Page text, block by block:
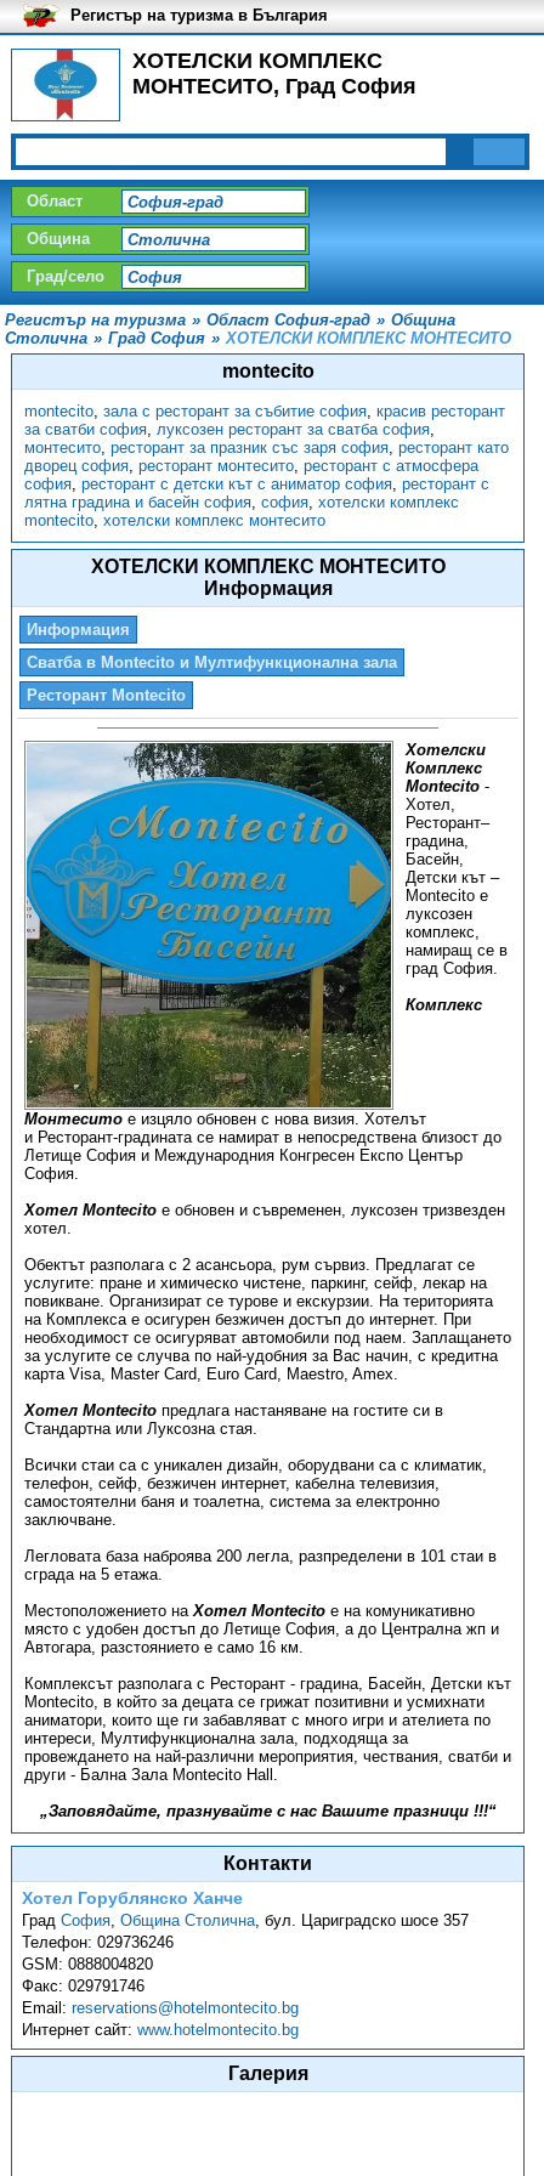
ХОТЕЛСКИ КОМПЛЕКС
МОНТЕСИТО, Град София
Регистър на туризма в България
Област
Община
Град/село
Регистър на туризма » Област София-град » Община
Столична » Град София » ХОТЕЛСКИ КОМПЛЕКС МОНТЕСИТО
montecito
montecito, зала с ресторант за събитие софия, красив ресторант
за сватби софия, луксозен ресторант за сватба софия,
монтесито, ресторант за празник със заря софия, ресторант като
дворец софия, ресторант монтесито, ресторант с атмосфера
софия, ресторант с детски кът с аниматор софия, ресторант с
лятна градина и басейн софия, софия, хотелски комплекс
montecito, хотелски комплекс монтесито
ХОТЕЛСКИ КОМПЛЕКС МОНТЕСИТО
Информация
Информация
Сватба в Montecito и Мултифункционална зала
Ресторант Montecito
Хотелски
Комплекс
Montecito-
Хотел,
Ресторант–
градина,
Басейн,
Детски кът –
Montecito е
луксозен
комплекс,
намиращ се в
град София.
Комплекс
Монтеситое изцяло обновен с нова визия. Хотелът
и Ресторант-градината се намират в непосредствена близост до
Летище София и Международния Конгресен Експо Център
София.
Хотел Montecitoе обновен и съвременен, луксозен тризвезден
хотел.
Обектът разполага с 2 асансьора, рум сървиз. Предлагат се
услугите: пране и химическо чистене, паркинг, сейф, лекар на
повикване. Организират се турове и екскурзии. На територията
на Комплекса е осигурен безжичен достъп до интернет. При
необходимост се осигуряват автомобили под наем. Заплащането
за услугите се случва по най-удобния за Вас начин, с кредитна
карта Visa, Master Card, Euro Card, Maestro, Amex.
Хотел Montecitoпредлага настаняване на гостите си в
Стандартна или Луксозна стая.
Всички стаи са с уникален дизайн, оборудвани са с климатик,
телефон, сейф, безжичен интернет, кабелна телевизия,
самостоятелни баня и тоалетна, система за електронно
заключване.
Легловата база наброява 200 легла, разпределени в 101 стаи в
сграда на 5 етажа.
Местоположението наХотел Montecitoе на комуникативно
място с удобен достъп до Летище София, а до Централна жп и
Автогара, разстоянието е само 16 км.
Комплексът разполага с Ресторант - градина, Басейн, Детски кът
Montecito, в който за децата се грижат позитивни и усмихнати
аниматори, които ще ги забавляват с много игри и ателиета по
интереси, Мултифункционална зала, подходяща за
провеждането на най-различни мероприятия, чествания, сватби и
други - Бална Зала Montecito Hall.
„Заповядайте, празнувайте с нас Вашите празници !!!“
Контакти
Хотел Горублянско Ханче
ГрадСофия,Община Столична,бул. Цариградско шосе 357
Телефон:029736246
GSM:0888004820
Факс:029791746
Email:reservations@hotelmontecito.bg
Интернет сайт:www.hotelmontecito.bg
Галерия